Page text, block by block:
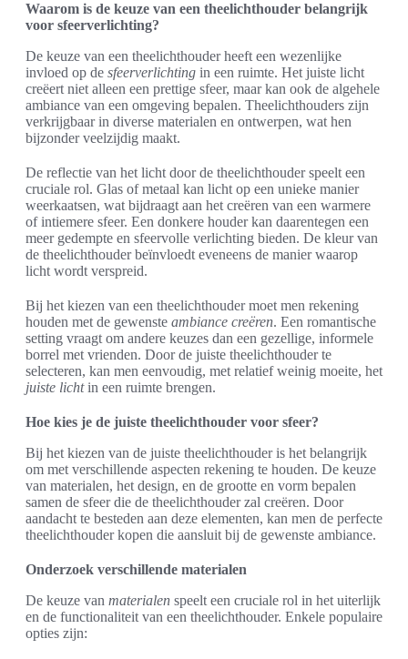
Waarom is de keuze van een theelichthouder belangrijk
voor sfeerverlichting?
De keuze van een theelichthouder heeft een wezenlijke
invloed op de sfeerverlichting in een ruimte. Het juiste licht
creëert niet alleen een prettige sfeer, maar kan ook de algehele
ambiance van een omgeving bepalen. Theelichthouders zijn
verkrijgbaar in diverse materialen en ontwerpen, wat hen
bijzonder veelzijdig maakt.
De reflectie van het licht door de theelichthouder speelt een
cruciale rol. Glas of metaal kan licht op een unieke manier
weerkaatsen, wat bijdraagt aan het creëren van een warmere
of intiemere sfeer. Een donkere houder kan daarentegen een
meer gedempte en sfeervolle verlichting bieden. De kleur van
de theelichthouder beïnvloedt eveneens de manier waarop
licht wordt verspreid.
Bij het kiezen van een theelichthouder moet men rekening
houden met de gewenste ambiance creëren. Een romantische
setting vraagt om andere keuzes dan een gezellige, informele
borrel met vrienden. Door de juiste theelichthouder te
selecteren, kan men eenvoudig, met relatief weinig moeite, het
juiste lichtin een ruimte brengen.
Hoe kies je de juiste theelichthouder voor sfeer?
Bij het kiezen van de juiste theelichthouder is het belangrijk
om met verschillende aspecten rekening te houden. De keuze
van materialen, het design, en de grootte en vorm bepalen
samen de sfeer die de theelichthouder zal creëren. Door
aandacht te besteden aan deze elementen, kan men de perfecte
theelichthouder kopen die aansluit bij de gewenste ambiance.
Onderzoek verschillende materialen
De keuze van materialen speelt een cruciale rol in het uiterlijk
en de functionaliteit van een theelichthouder. Enkele populaire
opties zijn: